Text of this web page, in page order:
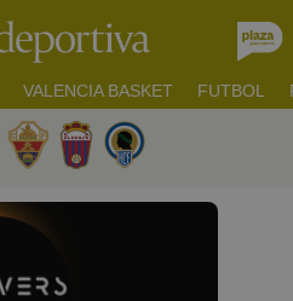
VALENCIA BASKET FUTBOL